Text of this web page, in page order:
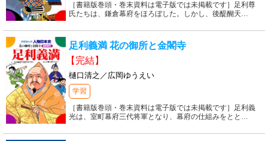
［書籍版巻頭・巻末資料は電子版では未掲載です］足利尊
氏たちは、鎌倉幕府をほろぼした。しかし、後醍醐天…
足利義満 花の御所と金閣寺
【完結】
樋口清之／広岡ゆうえい
学習
［書籍版巻頭・巻末資料は電子版では未掲載です］足利義
光は、室町幕府三代将軍となり、幕府の仕組みをとと …